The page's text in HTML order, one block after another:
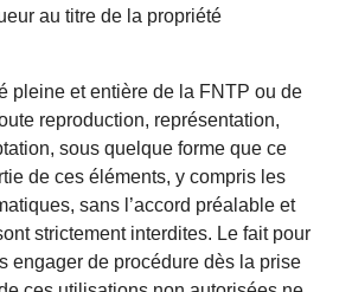
au titre de la propriété
pleine et entière de la FNTP ou de
reproduction, représentation,
sous quelque forme que ce
de ces éléments, y compris les
sans l’accord préalable et
strictement interdites. Le fait pour
engager de procédure dès la prise